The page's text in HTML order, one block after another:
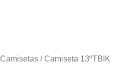
Camisetas / Camiseta 13ºTBIK